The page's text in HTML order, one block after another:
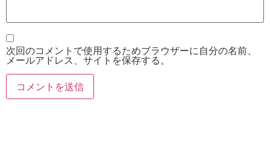
次回のコメントで使用するためブラウザーに自分の名前、
メールアドレス、サイトを保存する。